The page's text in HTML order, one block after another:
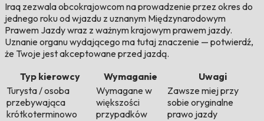
Iraq zezwala obcokrajowcom na prowadzenie przez okres do
jednego roku od wjazdu z uznanym Międzynarodowym
Prawem Jazdy wraz z ważnym krajowym prawem jazdy.
Uznanie organu wydającego ma tutaj znaczenie — potwierdź,
że Twoje jest akceptowane przed jazdą.
Typ kierowcy
Wymaganie
Uwagi
Turysta / osoba
przebywająca
krótkoterminowo
Wymagane w
większości
przypadków
Zawsze miej przy
sobie oryginalne
prawo jazdy